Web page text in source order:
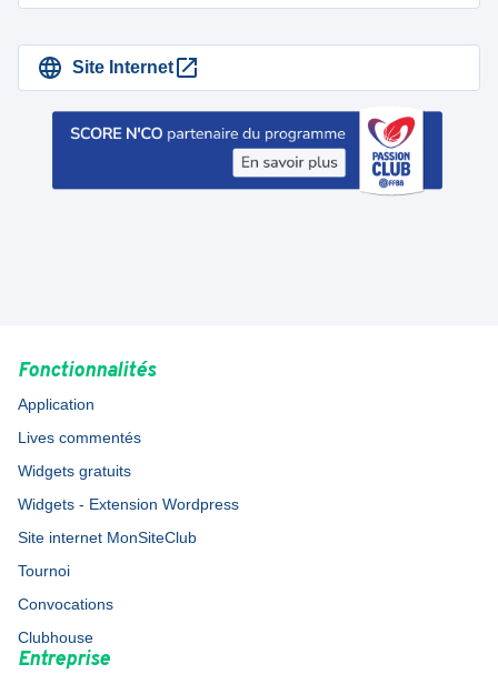
Site Internet
Fonctionnalités
Application
Lives commentés
Widgets gratuits
Widgets - Extension Wordpress
Site internet MonSiteClub
Tournoi
Convocations
Clubhouse
Entreprise